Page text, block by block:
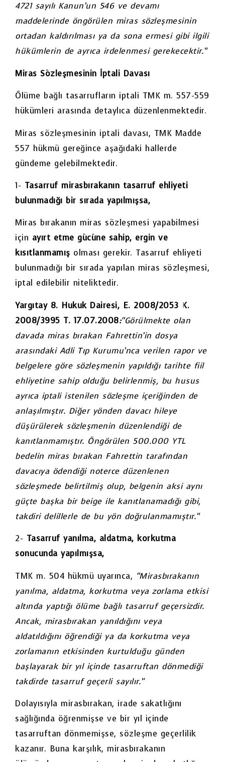
4721 sayılı Kanun’un 546 ve devamı
maddelerinde öngörülen miras sözleşmesinin
ortadan kaldırılması ya da sona ermesi gibi ilgili
hükümlerin de ayrıca irdelenmesi gerekecektir.”
Miras Sözleşmesinin İptali Davası
Ölüme bağlı tasarrufların iptali TMK m. 557-559
hükümleri arasında detaylıca düzenlenmektedir.
Miras sözleşmesinin iptali davası, TMK Madde
557 hükmü gereğince aşağıdaki hallerde
gündeme gelebilmektedir.
1- Tasarruf mirasbırakanın tasarruf ehliyeti
bulunmadığı bir sırada yapılmışsa,
Miras bırakanın miras sözleşmesi yapabilmesi
için ayırt etme gücüne sahip, ergin ve
kısıtlanmamış olması gerekir. Tasarruf ehliyeti
bulunmadığı bir sırada yapılan miras sözleşmesi,
iptal edilebilir niteliktedir.
Yargıtay 8. Hukuk Dairesi, E. 2008/2053 K.
2008/3995 T. 17.07.2008:“Görülmekte olan
davada miras bırakan Fahrettin’in dosya
arasındaki Adli Tıp Kurumu’nca verilen rapor ve
belgelere göre sözleşmenin yapıldığı tarihte fiil
ehliyetine sahip olduğu belirlenmiş, bu husus
ayrıca iptali istenilen sözleşme içeriğinden de
anlaşılmıştır. Diğer yönden davacı hileye
düşürülerek sözleşmenin düzenlendiği de
kanıtlanmamıştır. Öngörülen 500.000 YTL
bedelin miras bırakan Fahrettin tarafından
davacıya ödendiği noterce düzenlenen
sözleşmede belirtilmiş olup, belgenin aksi aynı
güçte başka bir beige ile kanıtlanamadığı gibi,
takdiri delillerle de bu yön doğrulanmamıştır.”
2- Tasarruf yanılma, aldatma, korkutma
sonucunda yapılmışsa,
TMK m. 504 hükmü uyarınca, “Mirasbırakanın
yanılma, aldatma, korkutma veya zorlama etkisi
altında yaptığı ölüme bağlı tasarruf geçersizdir.
Ancak, mirasbırakan yanıldığını veya
aldatıldığını öğrendiği ya da korkutma veya
zorlamanın etkisinden kurtulduğu günden
başlayarak bir yıl içinde tasarruftan dönmediği
takdirde tasarruf geçerli sayılır.”
Dolayısıyla mirasbırakan, irade sakatlığını
sağlığında öğrenmişse ve bir yıl içinde
tasarruftan dönmemişse, sözleşme geçerlilik
kazanır. Buna karşılık, mirasbırakanın